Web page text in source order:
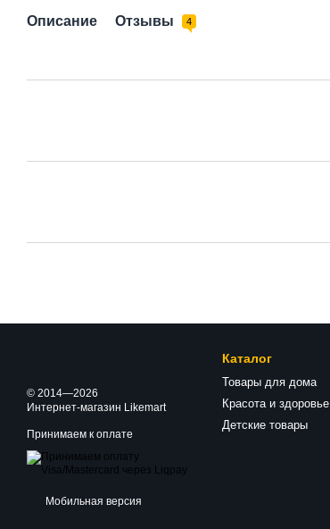
Описание Отзывы 4
© 2014—2026
Интернет-магазин Likemart
Принимаем к оплате
Мобильная версия
Каталог
Товары для дома
Красота и здоровье
Детские товары